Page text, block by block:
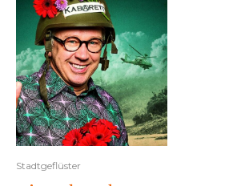
Stadtgeflüster